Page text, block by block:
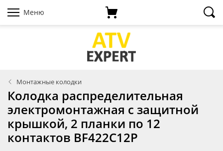
Меню
Монтажные колодки
Колодка распределительная
электромонтажная с защитной
крышкой, 2 планки по 12
контактов BF422C12P